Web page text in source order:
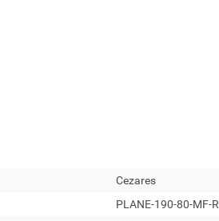
Cezares
PLANE-190-80-MF-R